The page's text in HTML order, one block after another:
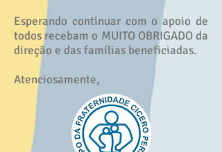
Esperando continuar com o apoio de
todos recebam o MUITO OBRIGADO da
direção e das famílias beneficiadas.
Atenciosamente,